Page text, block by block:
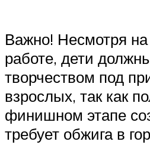
Важно! Несмотря на
работе, дети
творчеством под
взрослых, так как
финишном этапе
требует обжига в